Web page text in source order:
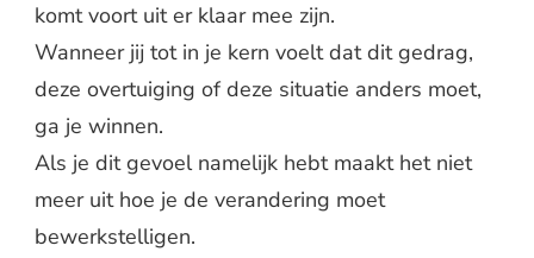
komt voort uit er klaar mee zijn.
Wanneer jij tot in je kern voelt dat dit gedrag,
deze overtuiging of deze situatie anders moet,
ga je winnen.
Als je dit gevoel namelijk hebt maakt het niet
meer uit hoe je de verandering moet
bewerkstelligen.